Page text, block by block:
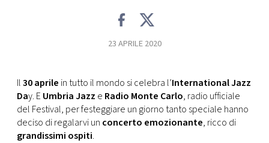
23 APRILE 2020
Il30 aprile in tutto il mondo si celebra l’International Jazz
Day. E Umbria Jazz e Radio Monte Carlo, radio ufficiale
del Festival, per festeggiare un giorno tanto speciale hanno
deciso di regalarvi un concerto emozionante, ricco di
grandissimi ospiti.